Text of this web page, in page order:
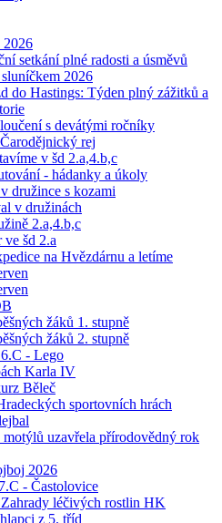
2026
setkání plné radosti a úsměvů
2026
do Hastings: Týden plný zážitků a
s devátými ročníky
rej
v šd 2.a,4.b,c
- hádanky a úkoly
družince s kozami
v družinách
2.a,4.b,c
ve šd 2.a
na Hvězdárnu a letíme
žáků 1. stupně
žáků 2. stupně
- Lego
Karla IV
Běleč
sportovních hrách
motýlů uzavřela přírodovědný rok
2026
- Častolovice
léčivých rostlin HK
z 5. tříd